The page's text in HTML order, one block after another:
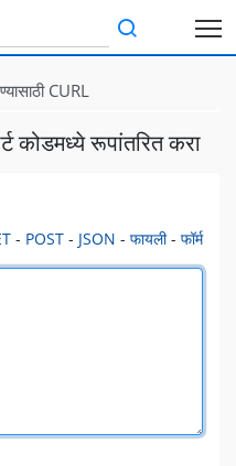
CURL
कोडमध्ये रूपांतरित करा
- POST - JSON - फायली- फॉर्म